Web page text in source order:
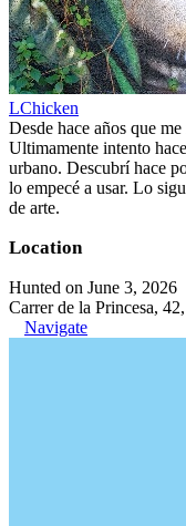
LChicken
Desde hace años que
Ultimamente intento
urbano. Descubrí hace
lo empecé a usar. Lo
de arte.
Location
Hunted on June 3, 2026
Carrer de la Princesa,
Navigate